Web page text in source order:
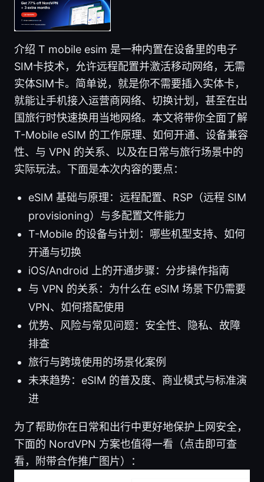
介绍 T mobile esim 是一种内置在设备里的电子
SIM卡技术，允许远程配置并激活移动网络，无需
实体SIM卡。简单说，就是你不需要插入实体卡，
就能让手机接入运营商网络、切换计划，甚至在出
国旅行时快速换用当地网络。本文将带你全面了解
T-Mobile eSIM 的工作原理、如何开通、设备兼容
性、与 VPN 的关系、以及在日常与旅行场景中的
实际玩法。下面是本次内容的要点：
eSIM 基础与原理：远程配置、RSP（远程 SIM
provisioning）与多配置文件能力
T-Mobile 的设备与计划：哪些机型支持、如何
开通与切换
iOS/Android 上的开通步骤：分步操作指南
与 VPN 的关系：为什么在 eSIM 场景下仍需要
VPN、如何搭配使用
优势、风险与常见问题：安全性、隐私、故障
排查
旅行与跨境使用的场景化案例
未来趋势：eSIM 的普及度、商业模式与标准演
进
为了帮助你在日常和出行中更好地保护上网安全，
下面的 NordVPN 方案也值得一看（点击即可查
看，附带合作推广图片）：